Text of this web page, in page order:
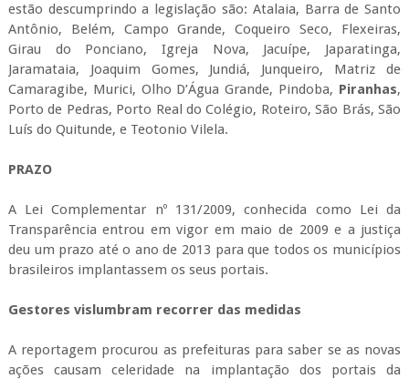
estão descumprindo a legislação são: Atalaia, Barra de Santo
Antônio, Belém, Campo Grande, Coqueiro Seco, Flexeiras,
Girau do Ponciano, Igreja Nova, Jacuípe, Japaratinga,
Jaramataia, Joaquim Gomes, Jundiá, Junqueiro, Matriz de
Camaragibe, Murici, Olho D’Água Grande, Pindoba, Piranhas,
Porto de Pedras, Porto Real do Colégio, Roteiro, São Brás, São
Luís do Quitunde, e Teotonio Vilela.
PRAZO
A Lei Complemen­tar nº 131/2009, conhecida como Lei da
Transparência entrou em vigor em maio de 2009 e a justiça
deu um prazo até o ano de 2013 para que todos os municípios
brasileiros implantassem os seus portais.
Gestores vislumbram recorrer das medidas
A reportagem procurou as prefeituras para saber se as novas
ações causam celeridade na implantação dos portais da